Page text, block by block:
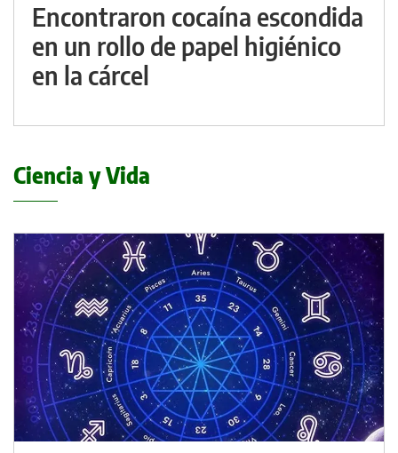
Encontraron cocaína escondida
en un rollo de papel higiénico
en la cárcel
Ciencia y Vida